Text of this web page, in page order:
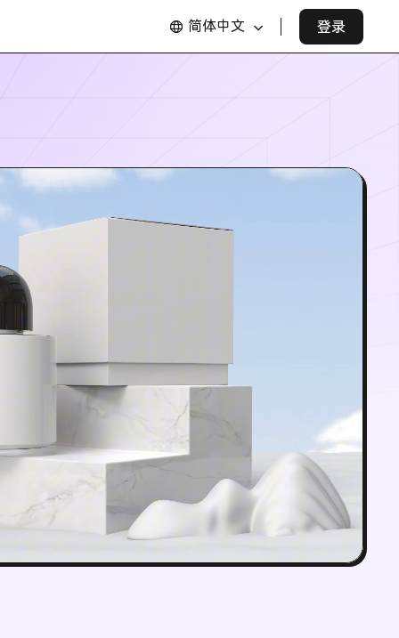
简体中文 登录